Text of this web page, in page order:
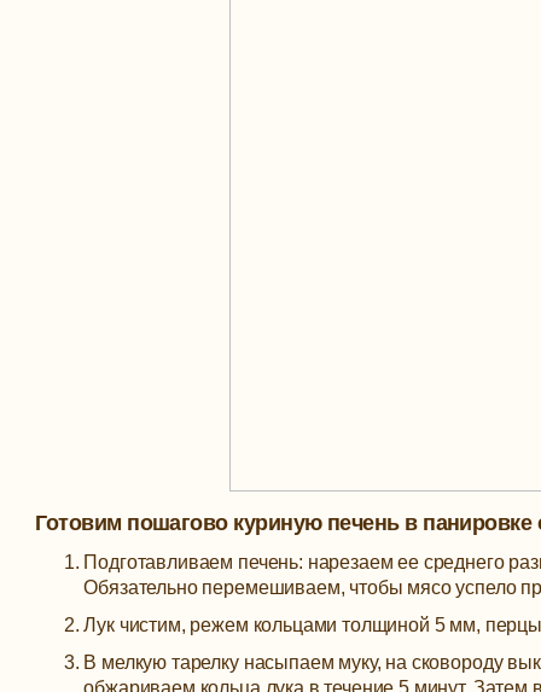
Готовим пошагово куриную печень в панировке
Подготавливаем печень: нарезаем ее среднего
Обязательно перемешиваем, чтобы мясо успело
Лук чистим, режем кольцами толщиной 5 мм,
В мелкую тарелку насыпаем муку, на сковороду
обжариваем кольца лука в течение 5 минут.